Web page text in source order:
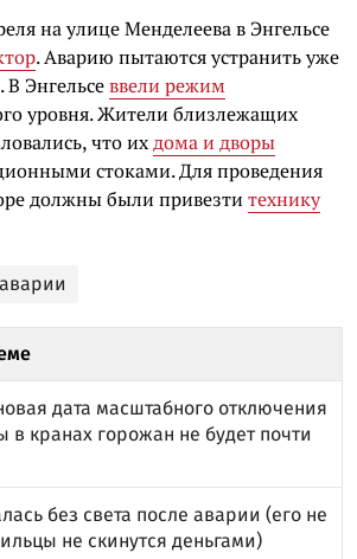
на улице Менделеева в Энгельсе
. Аварию пытаются устранить уже
Энгельсеввели режим
уровня. Жители близлежащих
что ихдома и дворы
стоками. Для проведения
должны были привезти технику
дата масштабного отключения
в кранах горожан не будет почти
без света после аварии (его не
не скинутся деньгами)